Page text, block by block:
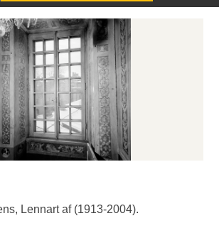
Lennart af (1913-2004).